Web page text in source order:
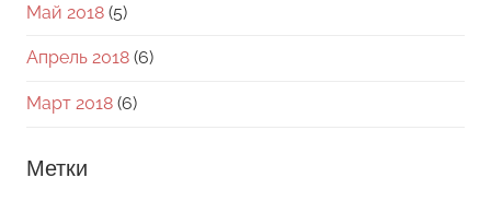
Май 2018 (5)
Апрель 2018 (6)
Март 2018 (6)
Метки